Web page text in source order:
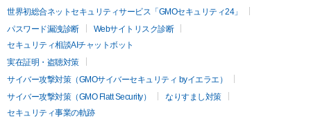
世界初総合ネットセキュリティサービス「GMOセキュリティ24」
パスワード漏洩診断
Webサイトリスク診断
セキュリティ相談AIチャットボット
実在証明・盗聴対策
サイバー攻撃対策（GMOサイバーセキュリティ byイエラエ）
サイバー攻撃対策（GMO Flatt Security）
なりすまし対策
セキュリティ事業の軌跡